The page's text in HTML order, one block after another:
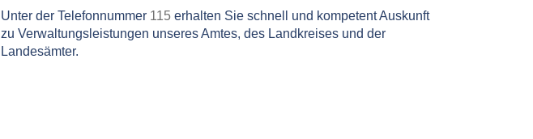
Unter der Telefonnummer 115 erhalten Sie schnell und kompetent Auskunft
zu Verwaltungsleistungen unseres Amtes, des Landkreises und der
Landesämter.